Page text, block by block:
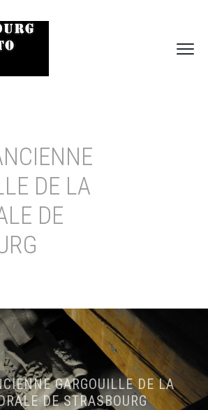
DE LA
DE
GARGOUILLE DE LA
DE STRASBOURG